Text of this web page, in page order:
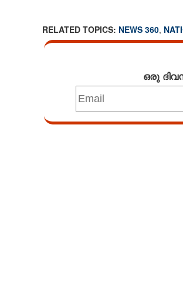
RELATED TOPICS: NEWS 360,
ഒരു